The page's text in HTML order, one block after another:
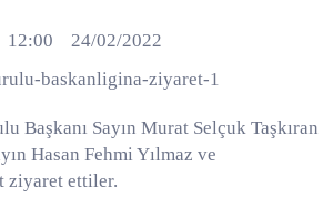
12:00 24/02/2022
Başkanı Sayın Murat Selçuk Taşkıran
Hasan Fehmi Yılmaz ve
ziyaret ettiler.